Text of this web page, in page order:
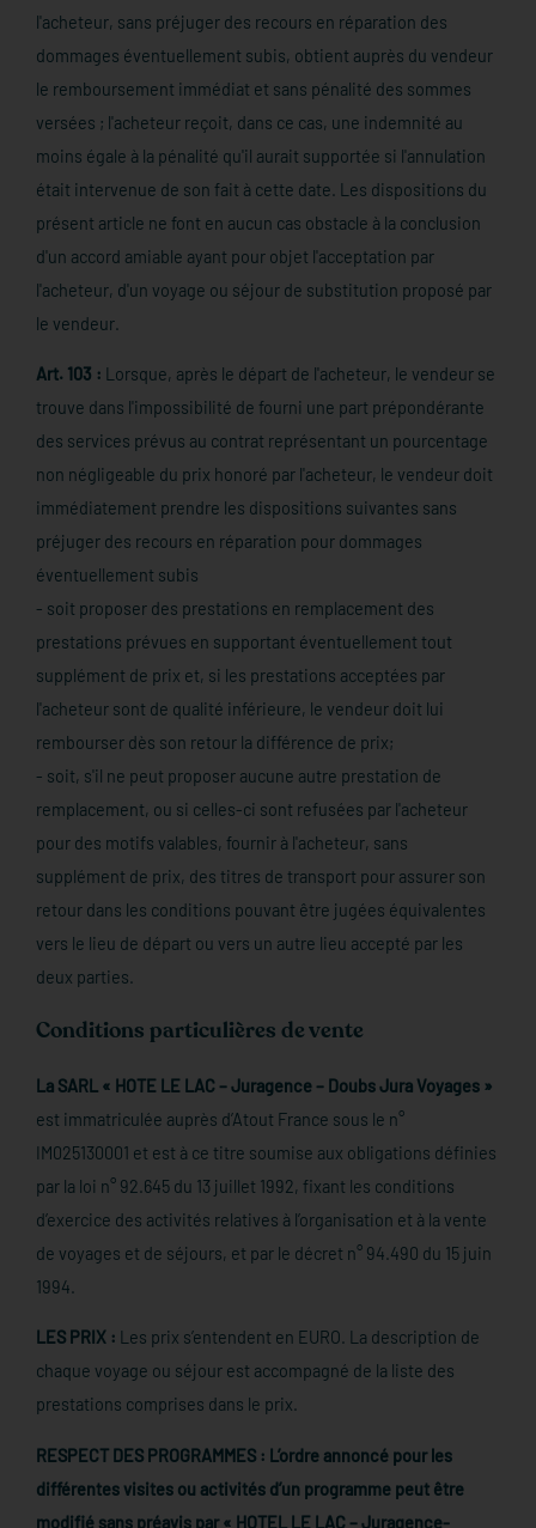
l'acheteur, sans préjuger des recours en réparation des
dommages éventuellement subis, obtient auprès du vendeur
le remboursement immédiat et sans pénalité des sommes
versées ; l'acheteur reçoit, dans ce cas, une indemnité au
moins égale à la pénalité qu'il aurait supportée si l'annulation
était intervenue de son fait à cette date. Les dispositions du
présent article ne font en aucun cas obstacle à la conclusion
d'un accord amiable ayant pour objet l'acceptation par
l'acheteur, d'un voyage ou séjour de substitution proposé par
le vendeur.
Art. 103 : Lorsque, après le départ de l'acheteur, le vendeur se
trouve dans l'impossibilité de fourni une part prépondérante
des services prévus au contrat représentant un pourcentage
non négligeable du prix honoré par l'acheteur, le vendeur doit
immédiatement prendre les dispositions suivantes sans
préjuger des recours en réparation pour dommages
éventuellement subis
- soit proposer des prestations en remplacement des
prestations prévues en supportant éventuellement tout
supplément de prix et, si les prestations acceptées par
l'acheteur sont de qualité inférieure, le vendeur doit lui
rembourser dès son retour la différence de prix;
- soit, s'il ne peut proposer aucune autre prestation de
remplacement, ou si celles-ci sont refusées par l'acheteur
pour des motifs valables, fournir à l'acheteur, sans
supplément de prix, des titres de transport pour assurer son
retour dans les conditions pouvant être jugées équivalentes
vers le lieu de départ ou vers un autre lieu accepté par les
deux parties.
Conditions particulières de vente
La SARL « HOTE LE LAC – Juragence – Doubs Jura Voyages »
est immatriculée auprès d’Atout France sous le n°
IM025130001 et est à ce titre soumise aux obligations définies
par la loi n° 92.645 du 13 juillet 1992, fixant les conditions
d’exercice des activités relatives à l’organisation et à la vente
de voyages et de séjours, et par le décret n° 94.490 du 15 juin
1994.
LES PRIX : Les prix s’entendent en EURO. La description de
chaque voyage ou séjour est accompagné de la liste des
prestations comprises dans le prix.
RESPECT DES PROGRAMMES : L’ordre annoncé pour les
différentes visites ou activités d’un programme peut être
modifié sans préavis par « HOTEL LE LAC – Juragence-